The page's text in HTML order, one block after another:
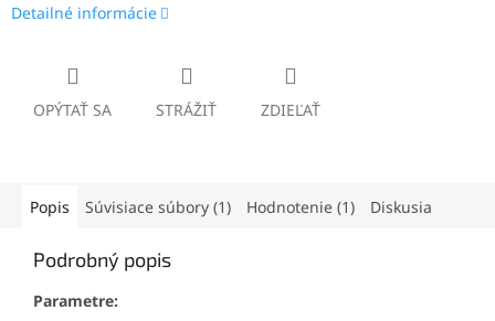
Detailné informácie
OPÝTAŤ SA STRÁŽIŤ ZDIEĽAŤ
Popis Súvisiace súbory (1) Hodnotenie (1) Diskusia
Podrobný popis
Parametre: